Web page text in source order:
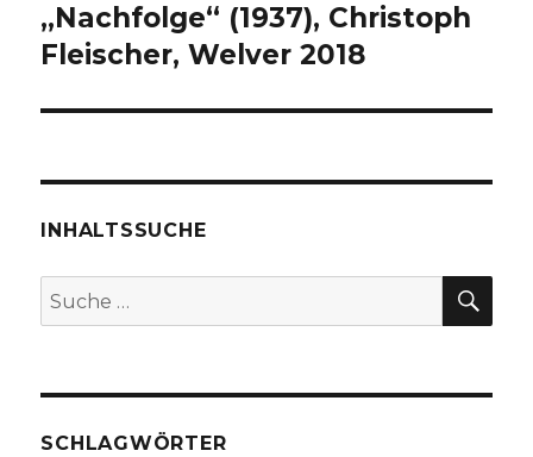
„Nachfolge“ (1937), Christoph
Fleischer, Welver 2018
INHALTSSUCHE
Suche
nach:
SCHLAGWÖRTER